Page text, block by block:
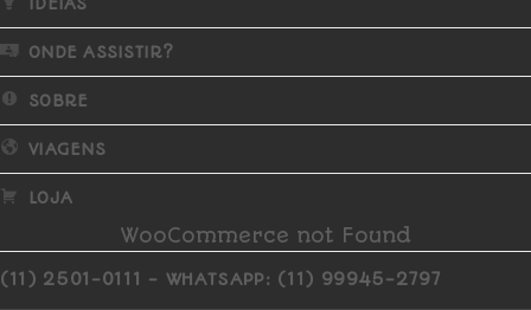
ONDE ASSISTIR?
SOBRE
VIAGENS
LOJA
WooCommerce not Found
(11) 2501-0111 - WHATSAPP: (11) 99945-2797